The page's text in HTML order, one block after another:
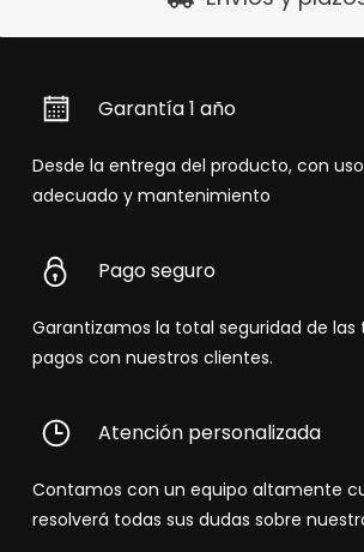
Garantía 1 año
Desde la entrega del producto, con
adecuado y mantenimiento
Pago seguro
Garantizamos la total seguridad de
pagos con nuestros clientes.
Atención personalizada
Contamos con un equipo altamente
resolverá todas sus dudas sobre